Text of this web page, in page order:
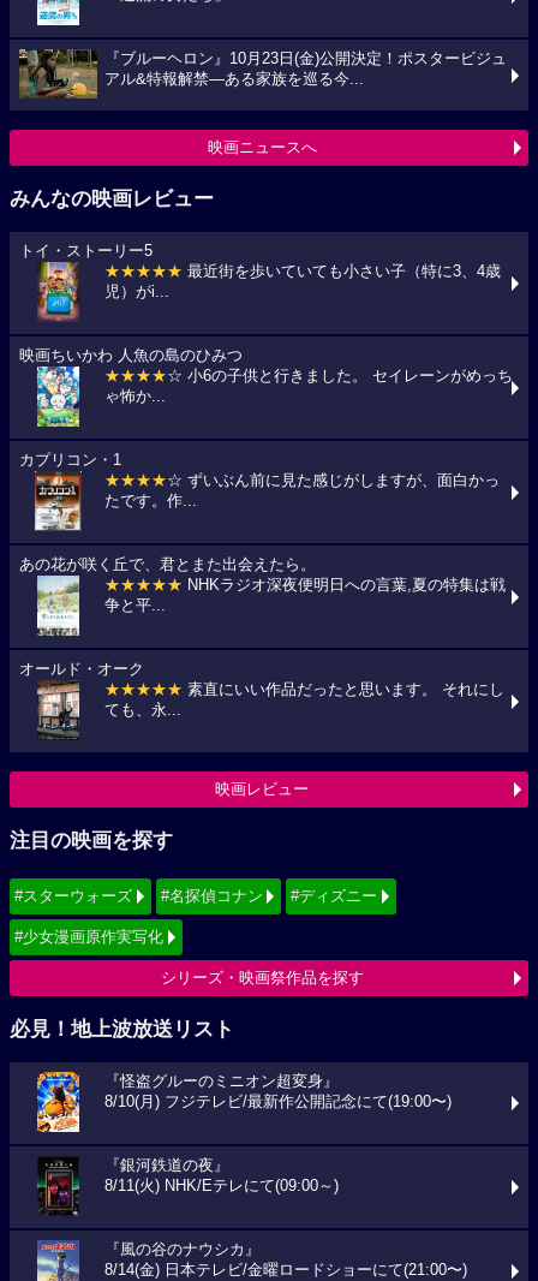
『ブルーヘロン』10月23日(金)公開決定！ポスタービジュ
アル&特報解禁―ある家族を巡る今...
映画ニュースへ
みんなの映画レビュー
トイ・ストーリー5
★★★★★ 最近街を歩いていても小さい子（特に3、4歳
児）がi...
映画ちいかわ 人魚の島のひみつ
★★★★☆ 小6の子供と行きました。 セイレーンがめっち
ゃ怖か...
カプリコン・1
★★★★☆ ずいぶん前に見た感じがしますが、面白かっ
たです。作...
あの花が咲く丘で、君とまた出会えたら。
★★★★★ NHKラジオ深夜便明日への言葉,夏の特集は戦
争と平...
オールド・オーク
★★★★★ 素直にいい作品だったと思います。 それにし
ても、永...
映画レビュー
注目の映画を探す
#スターウォーズ #名探偵コナン #ディズニー
#少女漫画原作実写化
シリーズ・映画祭作品を探す
必見！地上波放送リスト
『怪盗グルーのミニオン超変身』
8/10(月) フジテレビ/最新作公開記念にて(19:00〜)
『銀河鉄道の夜』
8/11(火) NHK/Eテレにて(09:00～)
『風の谷のナウシカ』
8/14(金) 日本テレビ/金曜ロードショーにて(21:00〜)